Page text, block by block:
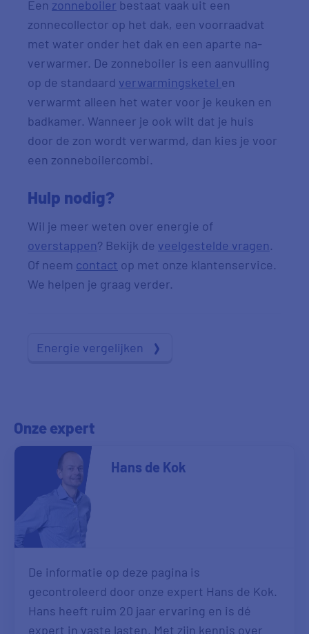
Een zonneboiler bestaat vaak uit een
zonnecollector op het dak, een voorraadvat
met water onder het dak en een aparte na-
verwarmer. De zonneboiler is een aanvulling
op de standaard verwarmingsketel en
verwarmt alleen het water voor je keuken en
badkamer. Wanneer je ook wilt dat je huis
door de zon wordt verwarmd, dan kies je voor
een zonneboilercombi.
Hulp nodig?
Wil je meer weten over energie of
overstappen? Bekijk de veelgestelde vragen.
Of neem contact op met onze klantenservice.
We helpen je graag verder.
Energie vergelijken
Onze expert
Hans de Kok
De informatie op deze pagina is
gecontroleerd door onze expert Hans de Kok.
Hans heeft ruim 20 jaar ervaring en is dé
expert in vaste lasten. Met zijn kennis over